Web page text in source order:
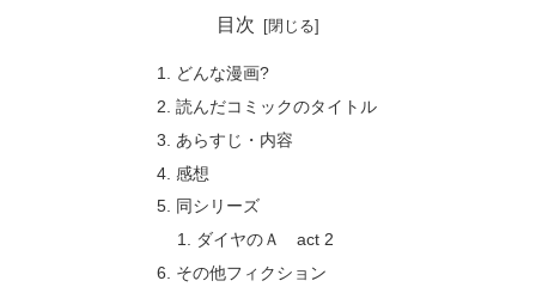
目次
どんな漫画?
読んだコミックのタイトル
あらすじ・内容
感想
同シリーズ
ダイヤのＡ act 2
その他フィクション